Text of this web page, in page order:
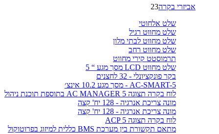
אביזרי בקרה23
שלט אלחוטי
שלט מחווט רגיל
שלט מחווט לבתי מלון
שלט מחווט רחב
תרמוסטט קירי מחווט
שלט מחווט LCD מסך מגע “ 5
בקר פונקציונלי - 32 לחצנים
AC-SMART-5 - מסך מגע 10.2 אינצ׳
לוח בקרה תצוגה AC MANAGER 5 בתוספת תוכנת ניהול
מונה צריכת אנרגיה - 128 יח' קצה
מונה צריכת אנרגיה - 128 יח' קצה
לוח בקרה תצוגה ACP 5
מתאם תקשורת בין מערכת BMS כללית למיזוג בפרוטוקול